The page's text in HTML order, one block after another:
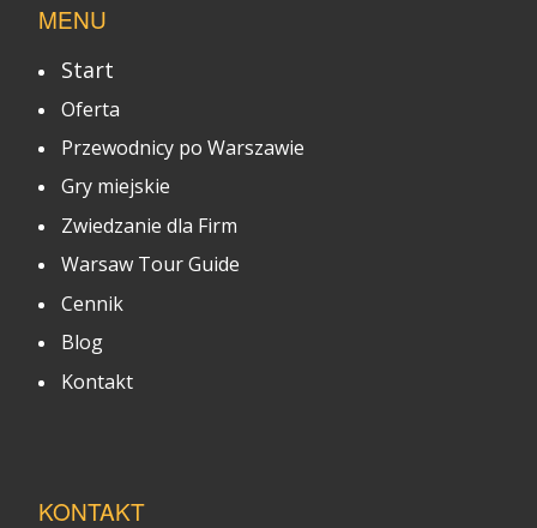
MENU
Start
Oferta
Przewodnicy po Warszawie
Gry miejskie
Zwiedzanie dla Firm
Warsaw Tour Guide
Cennik
Blog
Kontakt
KONTAKT